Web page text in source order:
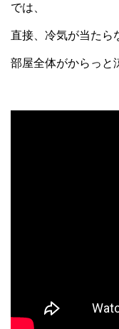
では、
直接、冷気が当たら
部屋全体がからっと